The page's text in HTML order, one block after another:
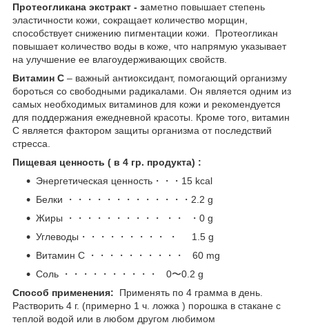
Протеогликана экстракт - заметно повышает степень
эластичности кожи, сокращает количество морщин,
способствует снижению пигментации кожи. Протеогликан
повышает количество воды в коже, что напрямую указывает
на улучшение ее влагоудерживающих свойств.
Витамин С – важный антиоксидант, помогающий организму
бороться со свободными радикалами. Он является одним из
самых необходимых витаминов для кожи и рекомендуется
для поддержания ежедневной красоты. Кроме того, витамин
С является фактором защиты организма от последствий
стресса.
Пищевая ценность ( в 4 гр. продукта) :
Энергетическая ценность・・・15 kcal
Белки ・・・・・・・・・・・・・2.2 g
Жиры ・・・・・・・・・・ ・・ ・0 g
Углеводы・・・・・・・・・ ・ 1.5 g
Витамин С ・・・・・・・・・・ 60 mg
Соль ・・・・・・・・・・ 0〜0.2 g
Способ применения:
Применять по 4 грамма в день.
Растворить 4 г. (примерно 1 ч. ложка ) порошка в стакане c
теплой водой или в любом другом любимом